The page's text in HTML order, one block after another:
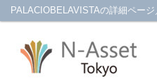
PALACIOBELAVISTAの詳細ペー